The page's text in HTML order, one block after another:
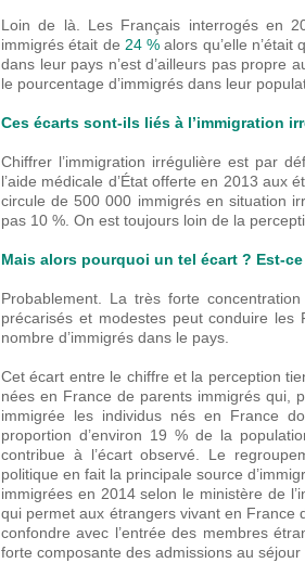
Loin de là. Les Français interrogés en
immigrés était de 24 % alors qu’elle n’était
dans leur pays n’est d’ailleurs pas propre
le pourcentage d’immigrés dans leur
Ces écarts sont-ils liés à l’immigration
Chiffrer l’immigration irrégulière est par
l’aide médicale d’État offerte en 2013
circule de 500 000 immigrés en situation
pas 10 %. On est toujours loin de la
Mais alors pourquoi un tel écart ? Est-
Probablement. La très forte
précarisés et modestes peut conduire
nombre d’immigrés dans le pays.
Cet écart entre le chiffre et la perception
nées en France de parents immigrés qui,
immigrée les individus nés en France
proportion d’environ 19 % de la
contribue à l’écart observé. Le
politique en fait la principale source
immigrées en 2014 selon le ministère de
qui permet aux étrangers vivant en France
confondre avec l’entrée des membres
forte composante des admissions au